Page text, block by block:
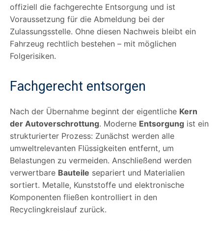
offiziell die fachgerechte Entsorgung und ist
Voraussetzung für die Abmeldung bei der
Zulassungsstelle. Ohne diesen Nachweis bleibt ein
Fahrzeug rechtlich bestehen – mit möglichen
Folgerisiken.
Fachgerecht entsorgen
Nach der Übernahme beginnt der eigentliche Kern
der Autoverschrottung. Moderne Entsorgung ist ein
strukturierter Prozess: Zunächst werden alle
umweltrelevanten Flüssigkeiten entfernt, um
Belastungen zu vermeiden. Anschließend werden
verwertbare Bauteile separiert und Materialien
sortiert. Metalle, Kunststoffe und elektronische
Komponenten fließen kontrolliert in den
Recyclingkreislauf zurück.